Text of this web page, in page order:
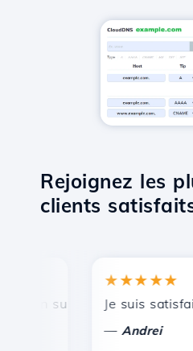
Rejoignez les
clients
support technique rapide
★★★★★
Je suis satisfait
Andrei